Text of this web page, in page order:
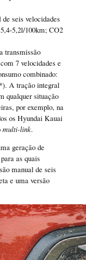
seis velocidades
5,2l/100km; CO2
transmissão
7 velocidades e
combinado:
A tração integral
qualquer situação
por exemplo, na
os Hyundai Kauai
multi-link.
geração de
as quais
manual de seis
e uma versão